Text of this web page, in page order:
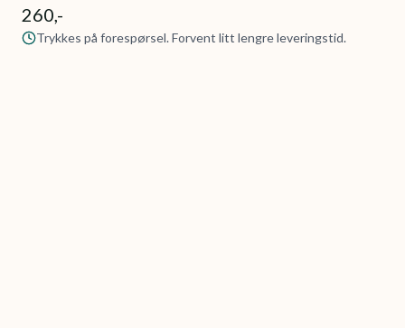
260,-
Trykkes på forespørsel. Forvent litt lengre leveringstid.